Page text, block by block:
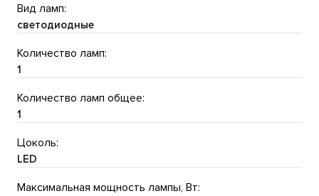
Вид ламп:
светодиодные
Количество ламп:
1
Количество ламп общее:
1
Цоколь:
LED
Максимальная мощность лампы, Вт: